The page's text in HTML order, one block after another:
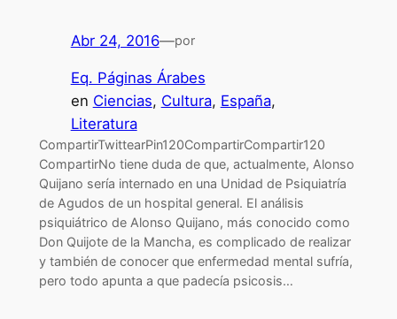
Abr 24, 2016—por
Eq. Páginas Árabes
en Ciencias, Cultura, España
Literatura
CompartirTwittearPin120CompartirCompartir120
CompartirNo tiene duda de que, actualmente, Alonso
Quijano sería internado en una Unidad de Psiquiatría
de Agudos de un hospital general. El análisis
psiquiátrico de Alonso Quijano, más conocido como
Don Quijote de la Mancha, es complicado de realizar
y también de conocer que enfermedad mental sufría,
pero todo apunta a que padecía psicosis…